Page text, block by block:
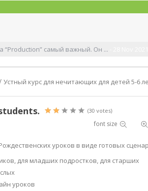
“Production” самый важный. Он ...
Устный курс для нечитающих для детей 5-6
(30 votes)
font size
уроков в виде готовых
для младших подростков, для старших
уроков